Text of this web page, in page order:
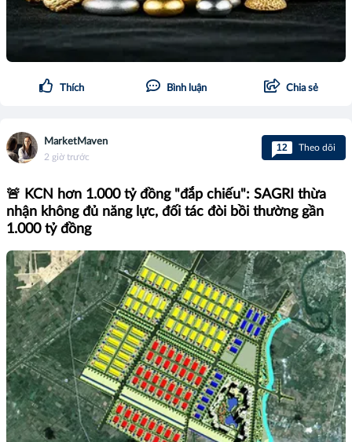
Thích Bình luận Chia sẻ
MarketMaven
2 giờ trước
12 Theo dõi
🚨 KCN hơn 1.000 tỷ đồng "đắp chiếu": SAGRI thừa
nhận không đủ năng lực, đối tác đòi bồi thường gần
1.000 tỷ đồng